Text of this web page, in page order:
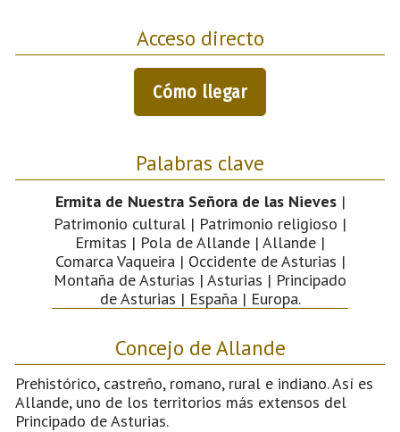
Acceso directo
Cómo llegar
Palabras clave
Ermita de Nuestra Señora de las Nieves|
Patrimonio cultural | Patrimonio religioso |
Ermitas | Pola de Allande | Allande |
Comarca Vaqueira | Occidente de Asturias |
Montaña de Asturias | Asturias | Principado
de Asturias | España | Europa.
Concejo de Allande
Prehistórico, castreño, romano, rural e indiano. Así es
Allande, uno de los territorios más extensos del
Principado de Asturias.